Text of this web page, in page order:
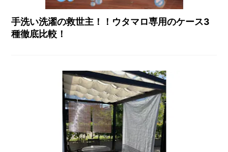
手洗い洗濯の救世主！！ウタマロ専用のケース3
種徹底比較！